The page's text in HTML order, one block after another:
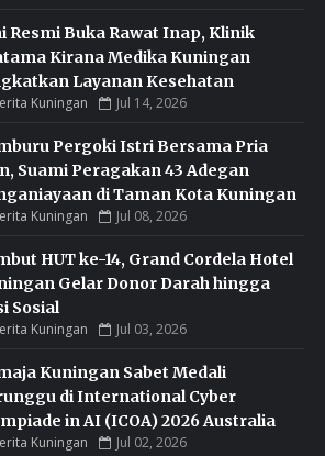
Resmi Buka Rawat Inap, Klinik
Kirana Medika Kuningan
Layanan Kesehatan
Kuningan Jul 14, 2026
Pergoki Istri Bersama Pria
Suami Peragakan 43 Adegan
di Taman Kota Kuningan
Kuningan Jul 08, 2026
HUT ke-14, Grand Cordela Hotel
Gelar Donor Darah hingga
Sosial
Kuningan Jul 03, 2026
Kuningan Sabet Medali
di International Cyber
in AI (ICOA) 2026 Australia
Kuningan Jul 02, 2026